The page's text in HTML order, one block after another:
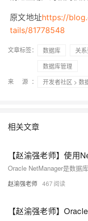
原文地址https://
tails/81778548
文章标签： 数据库 关
数据库管理
来 源：
开发者社区 > 数
相关文章
赵渝强老师 467
【赵渝强老师】